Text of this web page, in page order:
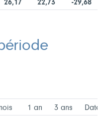
26,17 22,73 -29,68
1 an 3 ans Date